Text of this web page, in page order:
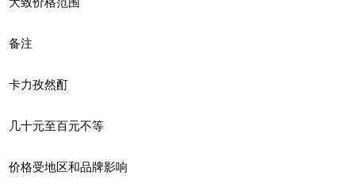
备注
卡力孜然酊
几十元至百元不等
价格受地区和品牌影响